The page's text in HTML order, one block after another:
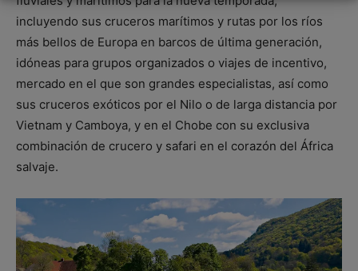
incluyendo sus cruceros marítimos y rutas por los ríos
más bellos de Europa en barcos de última generación,
idóneas para grupos organizados o viajes de incentivo,
mercado en el que son grandes especialistas, así como
sus cruceros exóticos por el Nilo o de larga distancia por
Vietnam y Camboya, y en el Chobe con su exclusiva
combinación de crucero y safari en el corazón del África
salvaje.